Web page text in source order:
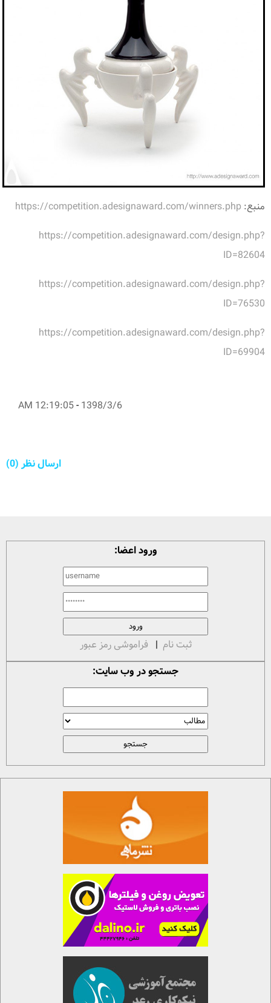
منبع: https://competition.adesignaward.com/winners.php
https://competition.adesignaward.com/design.php?
ID=82604
https://competition.adesignaward.com/design.php?
ID=76530
https://competition.adesignaward.com/design.php?
ID=69904
1398/3/6
-
12:19:05 AM
ارسال نظر (0)
ورود اعضا:
ثبت نام | فراموشی رمز عبور
جستجو در وب سایت: